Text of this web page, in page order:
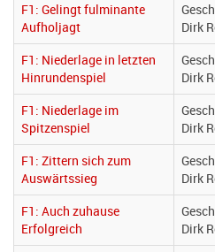
F1: Gelingt fulminante
Aufholjagt
Dirk
F1: Niederlage in letzten
Hinrundenspiel
Dirk
F1: Niederlage im
Spitzenspiel
Dirk
F1: Zittern sich zum
Auswärtssieg
Dirk
F1: Auch zuhause
Erfolgreich
Dirk